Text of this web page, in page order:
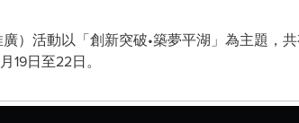
）活動以「創新突破•築夢平湖」為主題，
日至22日。